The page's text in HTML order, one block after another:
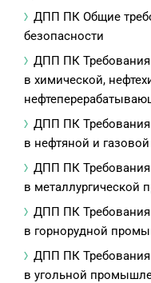
ДПП ПК Общие
безопасности
ДПП ПК
в химической,
ДПП ПК
в нефтяной и
ДПП ПК
в металлургической
ДПП ПК
в горнорудной
ДПП ПК
в угольной